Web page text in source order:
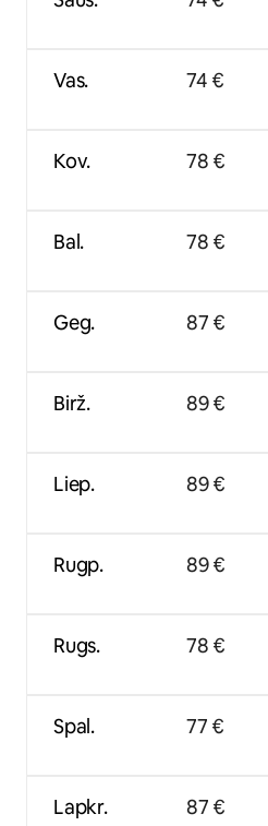
Vas.
Kov.
Bal.
Geg.
Birž.
Liep.
Rugp.
Rugs.
Spal.
Lapkr.
74 €
78 €
78 €
87 €
89 €
89 €
89 €
78 €
77 €
87 €